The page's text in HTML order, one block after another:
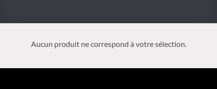
Aucun produit ne correspond à votre sélection.